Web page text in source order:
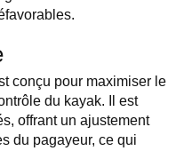
conçu pour maximiser le
du kayak. Il est
offrant un ajustement
du pagayeur, ce qui